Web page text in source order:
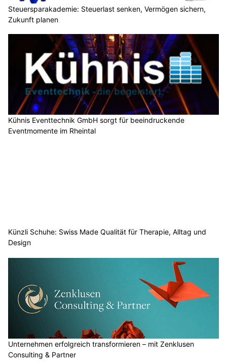
Steuersparakademie: Steuerlast senken, Vermögen sichern,
Zukunft planen
Kühnis Eventtechnik GmbH sorgt für beeindruckende
Eventmomente im Rheintal
Künzli Schuhe: Swiss Made Qualität für Therapie, Alltag und
Design
Unternehmen erfolgreich transformieren – mit Zenklusen
Consulting & Partner